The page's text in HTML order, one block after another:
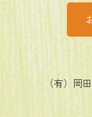
（有）岡